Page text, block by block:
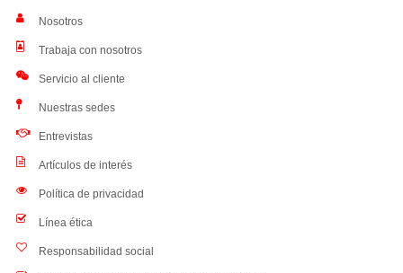
Nosotros
Trabaja con nosotros
Servicio al cliente
Nuestras sedes
Entrevistas
Artículos de interés
Política de privacidad
Línea ética
Responsabilidad social